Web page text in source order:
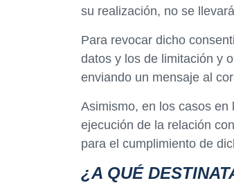
su realización, no se
Para revocar dicho
datos y los de limitación y
enviando un mensaje al
Asimismo, en los casos
ejecución de la relación
para el cumplimiento de
¿A QUÉ